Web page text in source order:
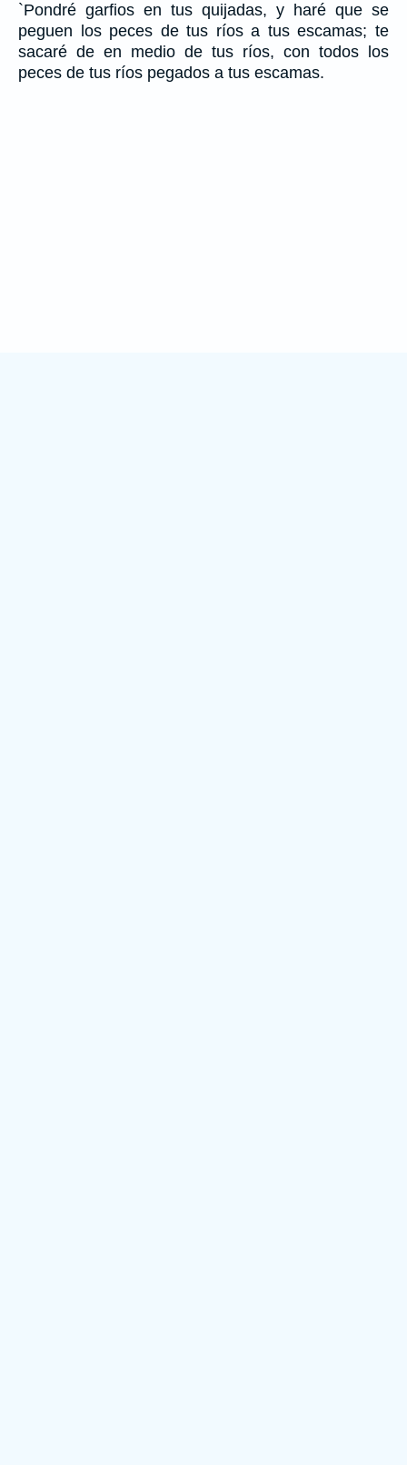
`Pondré garfios en tus quijadas, y haré que se
peguen los peces de tus ríos a tus escamas; te
sacaré de en medio de tus ríos, con todos los
peces de tus ríos pegados a tus escamas.